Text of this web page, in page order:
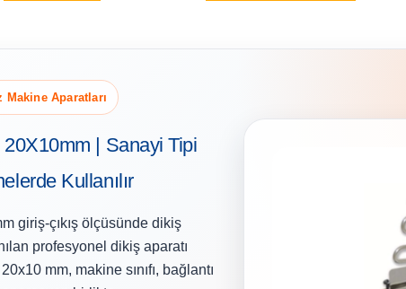
Makine Aparatları
| Sanayi Tipi
Kullanılır
giriş-çıkış ölçüsünde dikiş
profesyonel dikiş aparatı
mm, makine sınıfı, bağlantı